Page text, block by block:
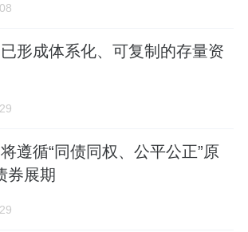
形成体系化、可复制的存量资
遵循“同债同权、公平公正”原
券展期